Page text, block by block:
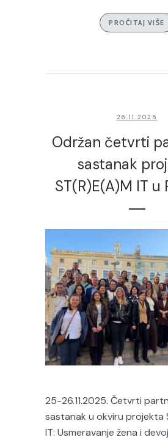
PROČITAJ VIŠE
26.11.2025
Održan četvrti
sastanak
ST(R)E(A)M IT u
25-26.11.2025. Četvrti
sastanak u okviru projekta
IT: Usmeravanje žena i